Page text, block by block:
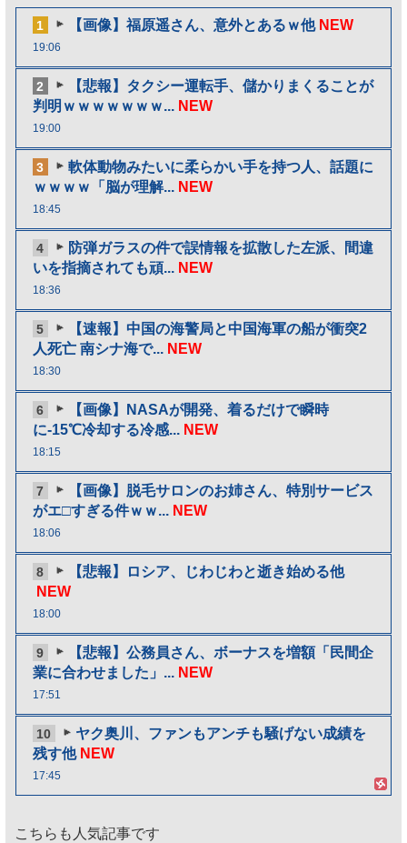
1 【画像】福原遥さん、意外とあるｗ他 NEW
19:06
2
【悲報】タクシー運転手、儲かりまくることが
判明ｗｗｗｗｗｗｗ... NEW
19:00
3
軟体動物みたいに柔らかい手を持つ人、話題に
ｗｗｗｗ「脳が理解... NEW
18:45
4
防弾ガラスの件で誤情報を拡散した左派、間違
いを指摘されても頑... NEW
18:36
5
【速報】中国の海警局と中国海軍の船が衝突2
人死亡 南シナ海で... NEW
18:30
6
【画像】NASAが開発、着るだけで瞬時
に-15℃冷却する冷感... NEW
18:15
7
【画像】脱毛サロンのお姉さん、特別サービス
がエ□すぎる件ｗｗ... NEW
18:06
8
【悲報】ロシア、じわじわと逝き始める他
NEW
18:00
9
【悲報】公務員さん、ボーナスを増額「民間企
業に合わせました」... NEW
17:51
10
ヤク奥川、ファンもアンチも騒げない成績を
残す他 NEW
17:45
こちらも人気記事です